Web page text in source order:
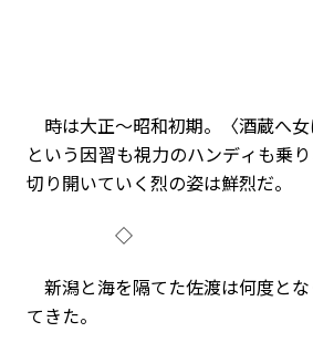
時は大正～昭和初期。〈酒蔵へ女
という因習も視力のハンディも乗
切り開いていく烈の姿は鮮烈だ。
◇
新潟と海を隔てた佐渡は何度と
てきた。